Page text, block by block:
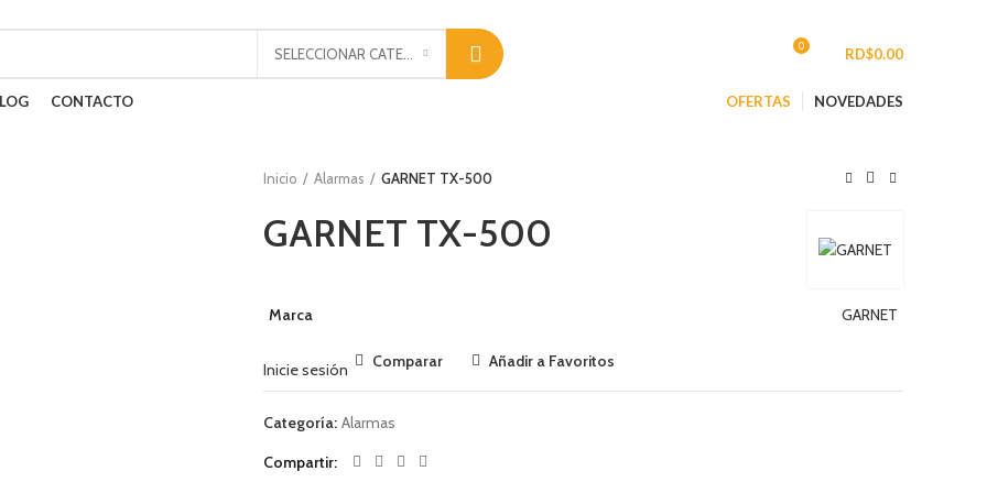
0 RD$0.00
CONTACTO OFERTAS NOVEDADES
Inicio
Alarmas GARNET TX-500
GARNET TX-500
Marca GARNET
Inicie sesión Comparar Añadir a Favoritos
Categoría: Alarmas
Compartir